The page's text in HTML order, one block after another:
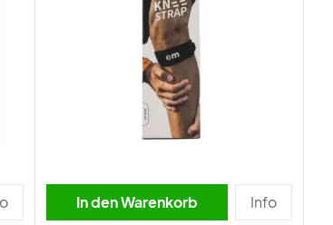
In den Warenkorb Info